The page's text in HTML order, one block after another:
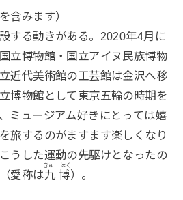
含みます）
する動きがある。2020年4月に
立博物館・国立アイヌ民族博物
近代美術館の工芸館は金沢へ移
博物館として東京五輪の時期を
ミュージアム好きにとっては嬉
旅するのがますます楽しくなり
うした運動の先駆けとなったの
愛称は九博
きゅーはく
）。